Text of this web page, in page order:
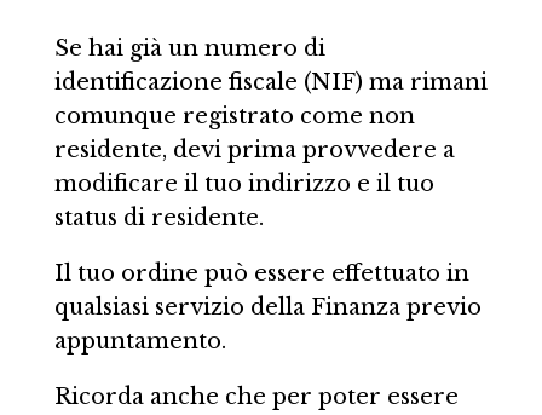
Se hai già un numero di
identificazione fiscale (NIF) ma rimani
comunque registrato come non
residente, devi prima provvedere a
modificare il tuo indirizzo e il tuo
status di residente.
Il tuo ordine può essere effettuato in
qualsiasi servizio della Finanza previo
appuntamento.
Ricorda anche che per poter essere